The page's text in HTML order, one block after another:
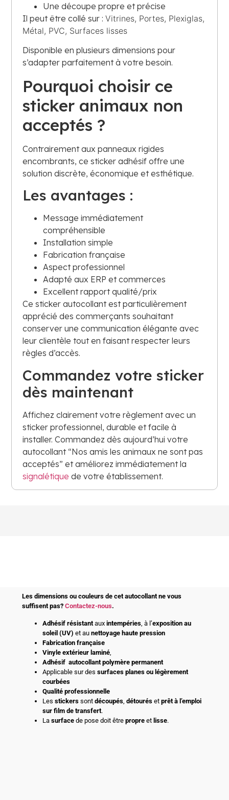
Une découpe propre et précise
Il peut être collé sur : Vitrines, Portes, Plexiglas,
Métal, PVC, Surfaces lisses
Disponible en plusieurs dimensions pour
s’adapter parfaitement à votre besoin.
Pourquoi choisir ce
sticker animaux non
acceptés ?
Contrairement aux panneaux rigides
encombrants, ce sticker adhésif offre une
solution discrète, économique et esthétique.
Les avantages :
Message immédiatement
compréhensible
Installation simple
Fabrication française
Aspect professionnel
Adapté aux ERP et commerces
Excellent rapport qualité/prix
Ce sticker autocollant est particulièrement
apprécié des commerçants souhaitant
conserver une communication élégante avec
leur clientèle tout en faisant respecter leurs
règles d’accès.
Commandez votre sticker
dès maintenant
Affichez clairement votre règlement avec un
sticker professionnel, durable et facile à
installer. Commandez dès aujourd’hui votre
autocollant “Nos amis les animaux ne sont pas
acceptés” et améliorez immédiatement la
signalétique de votre établissement.
Les dimensions ou couleurs de cet autocollant ne vous
suffisent pas? Contactez-nous.
Adhésif résistantaux intempéries, à l’exposition au
soleil (UV) et au nettoyage haute pression
Fabrication française
Vinyle extérieur laminé,
Adhésif autocollant polymère permanent
Applicable sur des surfaces planes ou légèrement
courbées
Qualité professionnelle
Les stickerssont découpés, détouréset prêt à l’emploi
sur film de transfert.
La surfacede pose doit être propreet lisse.